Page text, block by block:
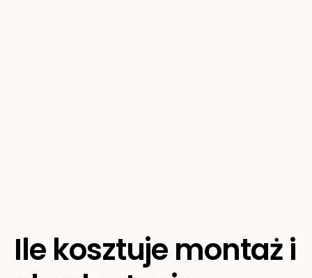
Ile kosztuje montaż i